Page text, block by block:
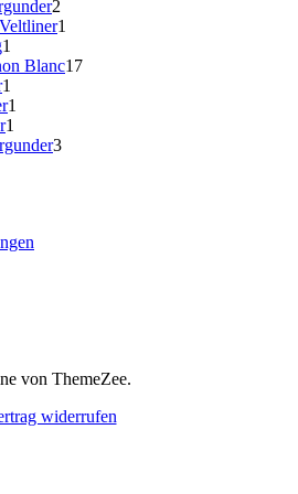
2
Produkte
1
1
Produkt
Blanc1717
1
Produkt
1
1
Produkt
33
von ThemeZee.
widerrufen